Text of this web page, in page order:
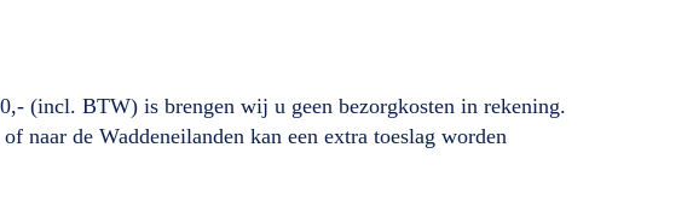
(incl. BTW) is brengen wij u geen bezorgkosten in rekening.
naar de Waddeneilanden kan een extra toeslag worden